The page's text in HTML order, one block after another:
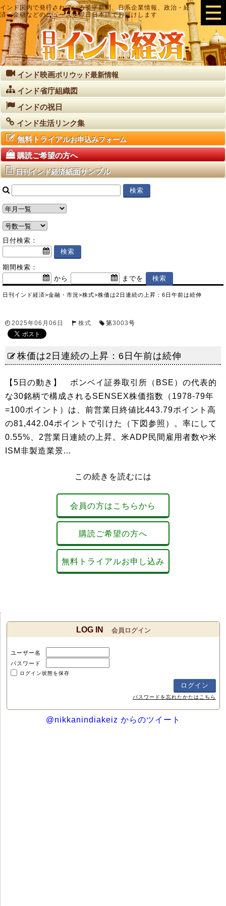
インド国内で発行されている英字新聞、日系企業情報、政治・経
済・金融などのニュースを即日日本語でお届けします
インド映画ボリウッド最新情報
インド省庁組織図
インドの祝日
インド生活リンク集
無料トライアルお申込みフォーム
購読ご希望の方へ
日刊インド経済紙面サンプル
日付検索：
期間検索：
から
までを
日刊インド経済>金融・市況 >株式>株価は2日連続の上昇：6日午前は続伸
2025年06月06日 株式 第3003号
株価は2日連続の上昇：6日午前は続伸
【5日の動き】 ボンベイ証券取引所（BSE）の代表的
な30銘柄で構成されるSENSEX株価指数（1978-79年
=100ポイント）は、前営業日終値比443.79ポイント高
の81,442.04ポイントで引けた（下図参照）。率にして
0.55%、2営業日連続の上昇。米ADP民間雇用者数や米
ISM非製造業景...
この続きを読むには
会員の方はこちらから
購読ご希望の方へ
無料トライアルお申し込み
LOG IN 会員ログイン
ユーザー名
パスワード
ログイン状態を保存
パスワードを忘れたかたはこちら
@nikkanindiakeiz からのツイート